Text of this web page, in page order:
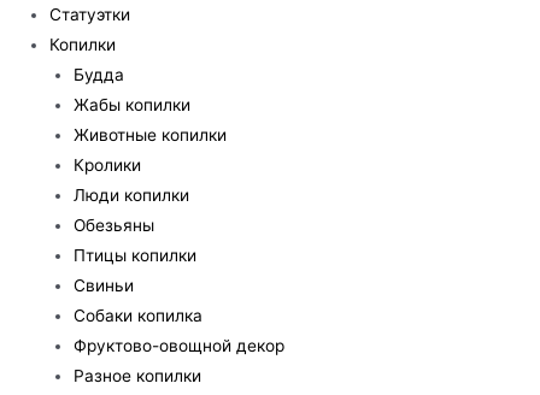
Статуэтки
Копилки
Будда
Жабы копилки
Животные копилки
Кролики
Люди копилки
Обезьяны
Птицы копилки
Свиньи
Собаки копилка
Фруктово-овощной декор
Разное копилки